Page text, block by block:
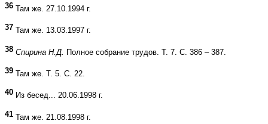
36 Там же. 27.10.1994 г.
37 Там же. 13.03.1997 г.
38 Спирина Н.Д. Полное собрание трудов. Т. 7. С. 386 – 387.
39 Там же. Т. 5. С. 22.
40 Из бесед... 20.06.1998 г.
41 Там же. 21.08.1998 г.